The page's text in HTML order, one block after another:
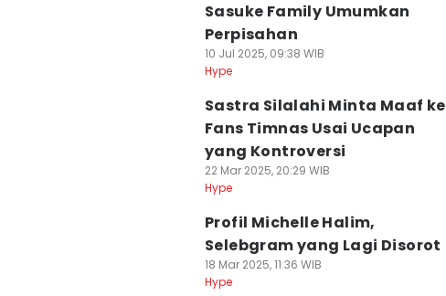
Sasuke Family Umumkan
Perpisahan
10 Jul 2025, 09:38 WIB
Hype
Sastra Silalahi Minta Maaf ke
Fans Timnas Usai Ucapan
yang Kontroversi
22 Mar 2025, 20:29 WIB
Hype
Profil Michelle Halim,
Selebgram yang Lagi Disorot
18 Mar 2025, 11:36 WIB
Hype